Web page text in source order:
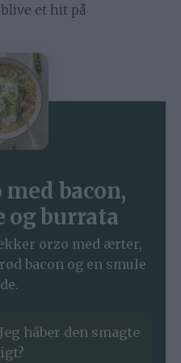
et hit på
bacon,
og burrata
orzo med ærter,
bacon og en smule
håber den smagte